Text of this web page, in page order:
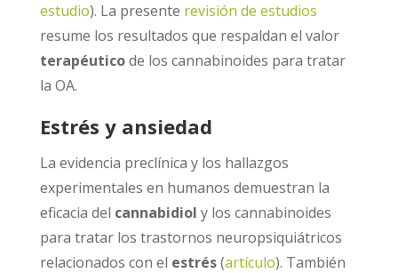
estudio). La presente revisión de estudios
resume los resultados que respaldan el valor
terapéuticode los cannabinoides para tratar
la OA.
Estrés y ansiedad
La evidencia preclínica y los hallazgos
experimentales en humanos demuestran la
eficacia del cannabidiol y los cannabinoides
para tratar los trastornos neuropsiquiátricos
relacionados con el estrés(artículo). También